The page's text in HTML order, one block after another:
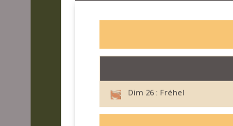
Dim 26 : Fréhel